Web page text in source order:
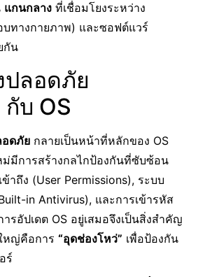
แกนกลาง ที่เชื่อมโยงระหว่าง
ทางกายภาพ) และซอฟต์แวร์
กัน
ลอดภัย
บ OS
ดภัย กลายเป็นหน้าที่หลักของ OS
ม่มีการสร้างกลไกป้องกันที่ซับซ้อน
าถึง (User Permissions), ระบบ
in Antivirus), และการเข้ารหัส
รอัปเดต OS อยู่เสมอจึงเป็นสิ่งสำคัญ
หญ่คือการ “อุดช่องโหว่” เพื่อป้องกัน
ร์